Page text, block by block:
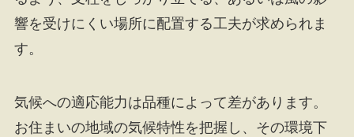
響を受けにくい場所に配置する工夫が求められま
す。
気候への適応能力は品種によって差があります。
お住まいの地域の気候特性を把握し、その環境下